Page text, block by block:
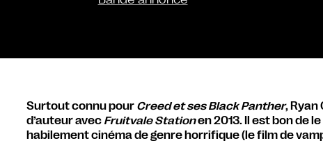
Surtout connu pour Creed et ses Black Panther, Ryan
d’auteur avec Fruitvale Stationen 2013. Il est bon de
habilement cinéma de genre horrifique (le film de